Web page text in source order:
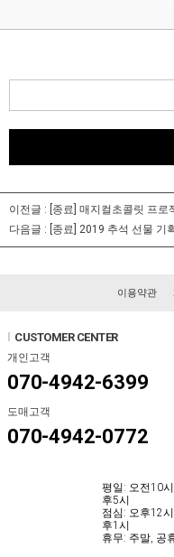
이전글 : [종료] 매지컬초콜릿 프로
다음글 : [종료] 2019 추석 선물 기
이용약관
CUSTOMER CENTER
개인고객
070-4942-6399
도매고객
070-4942-0772
평일: 오전10
후5시
점심: 오후12
후1시
휴무: 주말, 공